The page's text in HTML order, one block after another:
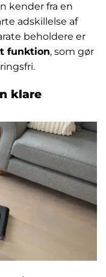
kender fra en
adskillelse af
beholdere er
funktion, som gør
klare